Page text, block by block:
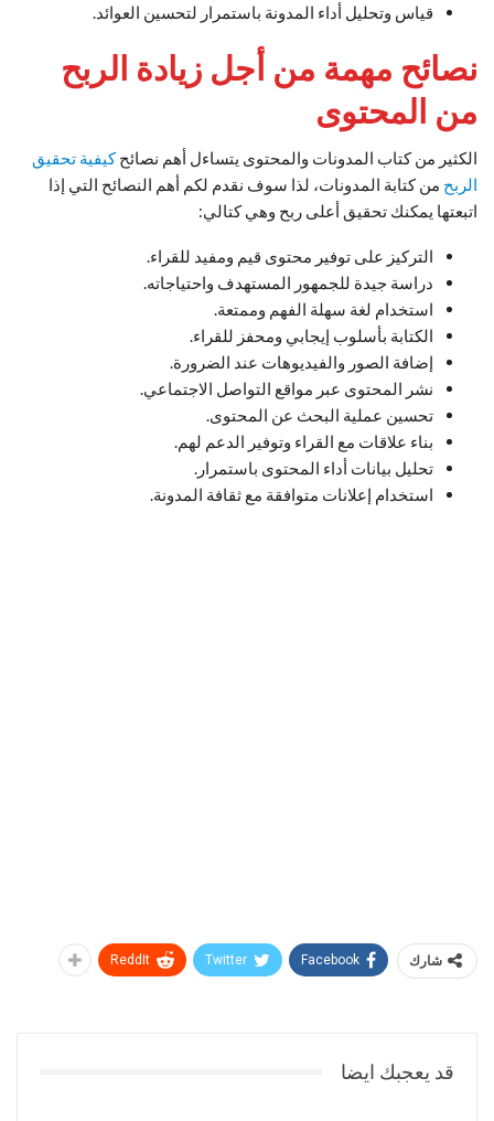
قياس وتحليل أداء المدونة باستمرار لتحسين العوائد.
نصائح مهمة من أجل زيادة الربح
من المحتوى
الكثير من كتاب المدونات والمحتوى يتساءل أهم نصائحكيفية تحقيق
الربح من كتابة المدونات، لذا سوف نقدم لكم أهم النصائح التي إذا
اتبعتها يمكنك تحقيق أعلى ربح وهي كتالي:
التركيز على توفير محتوى قيم ومفيد للقراء.
دراسة جيدة للجمهور المستهدف واحتياجاته.
استخدام لغة سهلة الفهم وممتعة.
الكتابة بأسلوب إيجابي ومحفز للقراء.
إضافة الصور والفيديوهات عند الضرورة.
نشر المحتوى عبر مواقع التواصل الاجتماعي.
تحسين عملية البحث عن المحتوى.
بناء علاقات مع القراء وتوفير الدعم لهم.
تحليل بيانات أداء المحتوى باستمرار.
استخدام إعلانات متوافقة مع ثقافة المدونة.
شارك Facebook
Twitter
ReddIt
قد يعجبك ايضا